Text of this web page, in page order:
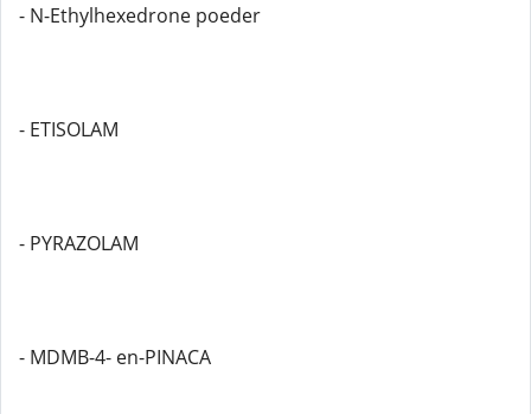
- N-Ethylhexedrone poeder
- ETISOLAM
- PYRAZOLAM
- MDMB-4- en-PINACA